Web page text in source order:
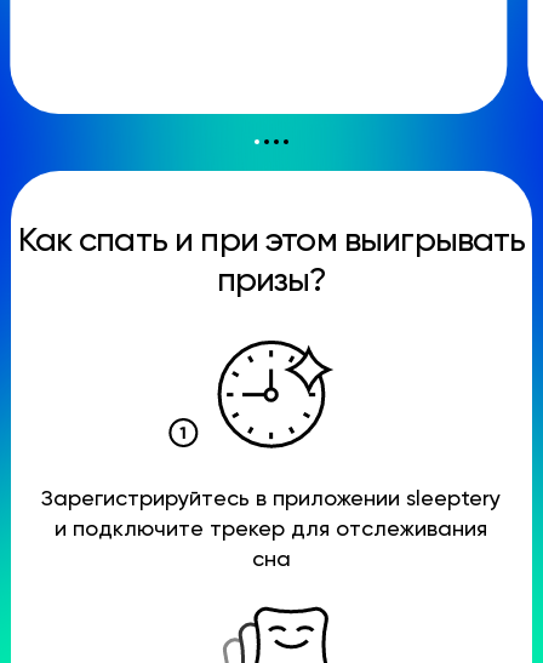
Как спать и при этом выигрывать
призы?
Зарегистрируйтесь в приложении sleeptery
и подключите трекер для отслеживания
сна